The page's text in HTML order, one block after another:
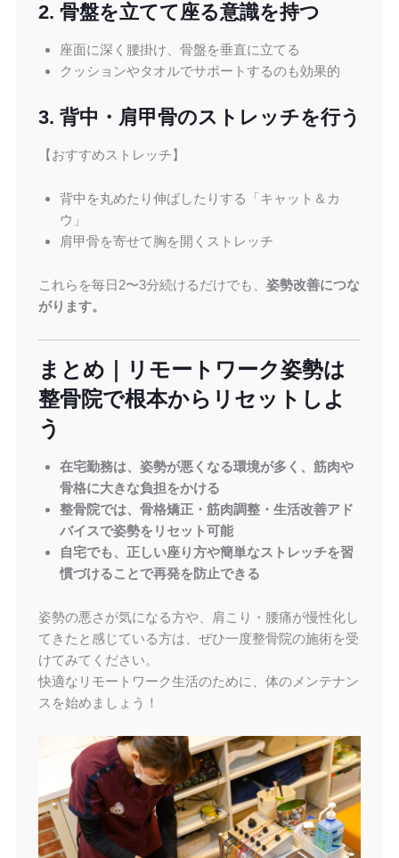
2. 骨盤を立てて座る意識を持つ
座面に深く腰掛け、骨盤を垂直に立てる
クッションやタオルでサポートするのも効果的
3. 背中・肩甲骨のストレッチを行う
【おすすめストレッチ】
背中を丸めたり伸ばしたりする「キャット＆カ
ウ」
肩甲骨を寄せて胸を開くストレッチ
これらを毎日2〜3分続けるだけでも、 姿勢改善につな
がります。
まとめ｜リモートワーク姿勢は
整骨院で根本からリセットしよ
う
在宅勤務は、姿勢が悪くなる環境が多く、筋肉や
骨格に大きな負担をかける
整骨院では、骨格矯正・筋肉調整・生活改善アド
バイスで姿勢をリセット可能
自宅でも、正しい座り方や簡単なストレッチを習
慣づけることで再発を防止できる
姿勢の悪さが気になる方や、肩こり・腰痛が慢性化し
てきたと感じている方は、ぜひ一度整骨院の施術を受
けてみてください。
快適なリモートワーク生活のために、体のメンテナン
スを始めましょう！